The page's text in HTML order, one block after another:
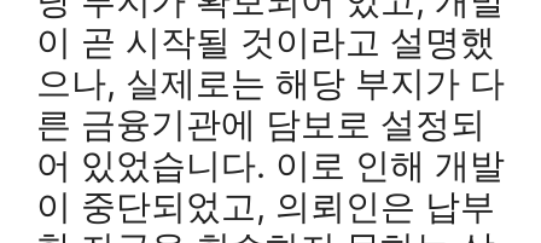
이 곧 시작될 것이라고 설명했
으나, 실제로는 해당 부지가 다
른 금융기관에 담보로 설정되
어 있었습니다. 이로 인해 개발
이 중단되었고, 의뢰인은 납부